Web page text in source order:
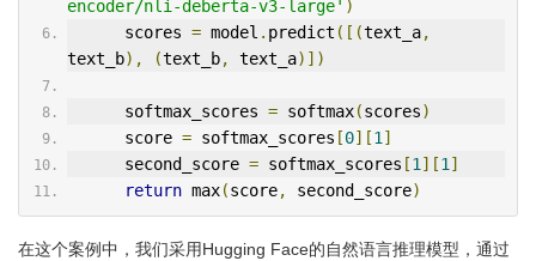
encoder/nli-deberta-v3-large' )
      scores
= model . predict ([(text_a,
text_b), (text_b, text_a)])
      softmax_scores
= softmax(scores)
      score
= softmax_scores [0][1]
      second_score
= softmax_scores [1][1]
return max(score, second_score)
在这个案例中，我们采用Hugging Face的自然语言推理模型，通过